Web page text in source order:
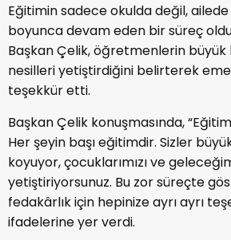
Eğitimin sadece okulda değil,
boyunca devam eden bir süreç
Başkan Çelik, öğretmenlerin büyük
nesilleri yetiştirdiğini belirterek
teşekkür etti.
Başkan Çelik konuşmasında,
Her şeyin başı eğitimdir. Sizler
koyuyor, çocuklarımızı ve
yetiştiriyorsunuz. Bu zor süreçte
fedakârlık için hepinize ayrı ayrı
ifadelerine yer verdi.